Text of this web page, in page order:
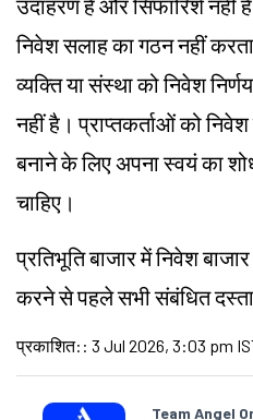
उदाहरण हैं और सिफारिशें नहीं
निवेश सलाह का गठन नहीं
व्यक्ति या संस्था को निवेश
नहीं है। प्राप्तकर्ताओं को निवेश
बनाने के लिए अपना स्वयं का
चाहिए।
प्रतिभूति बाजार में निवेश
करने से पहले सभी संबंधित
प्रकाशित: : 3 Jul 2026, 3:03 pm
Team Angel